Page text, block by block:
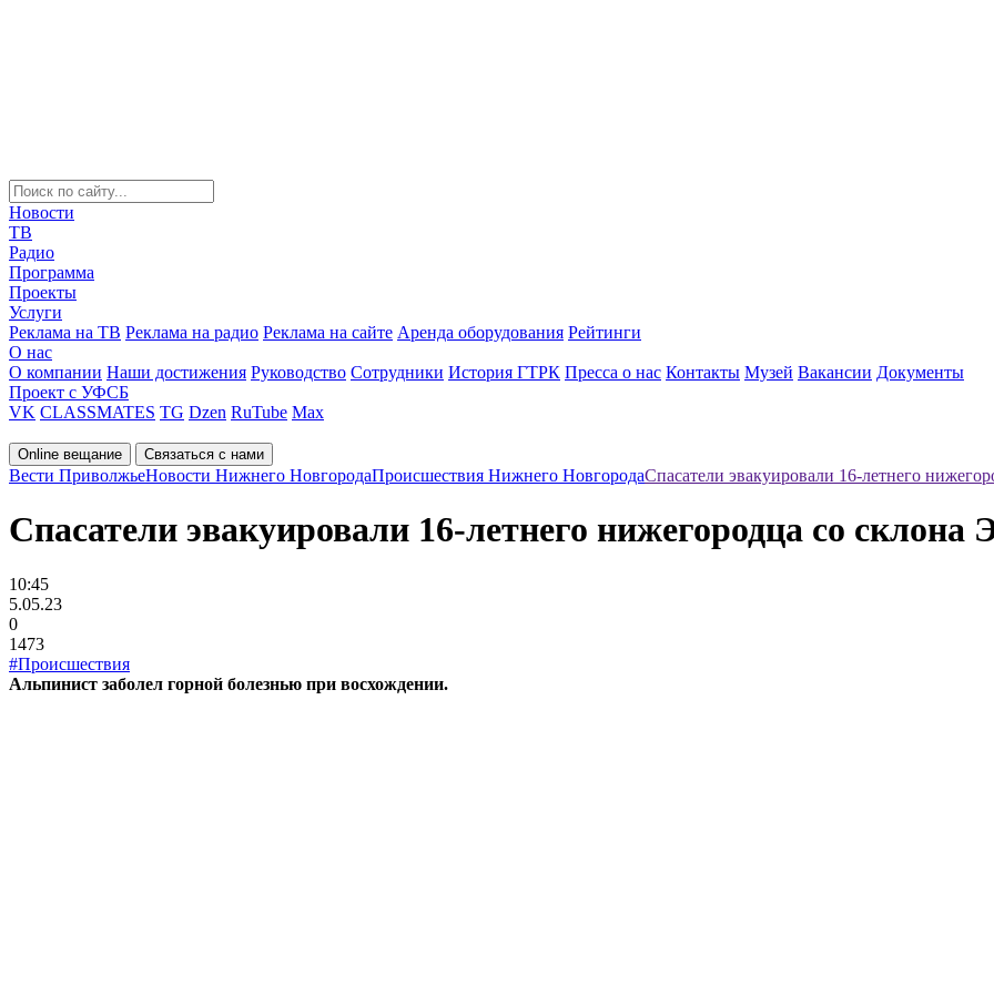
Новости
ТВ
Радио
Программа
Проекты
Услуги
Реклама на ТВ Реклама на радио Реклама на сайте Аренда оборудования Рейтинги
О нас
О компании Наши достижения Руководство Сотрудники История ГТРК Пресса о нас Контакты Музей Вакансии Документы
Проект с УФСБ
VK CLASSMATES TG Dzen RuTube Max
Online вещание Связаться с нами
Вести ПриволжьеНовости Нижнего НовгородаПроисшествия Нижнего НовгородаСпасатели эвакуировали 16-летнего
Спасатели эвакуировали 16-летнего нижегородца со склона
10:45
5.05.23
0
1473
#Происшествия
Альпинист заболел горной болезнью при восхождении.